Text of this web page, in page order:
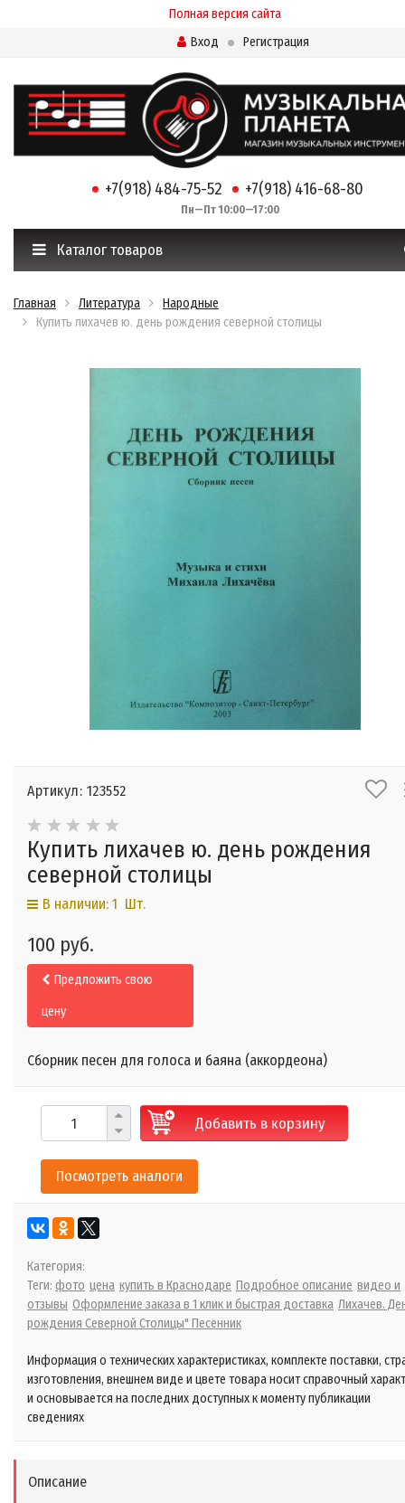
Полная версия сайта
Вход
Регистрация
+7(918) 484-75-52 +7(918) 416-68-80
Пн—Пт 10:00—17:00
Каталог товаров
Главная Литература
Народные
Купить лихачев ю. день рождения северной столицы
Артикул: 123552
Купить лихачев ю. день рождения
северной столицы
В наличии: 1 Шт.
100 руб.
Предложить свою
цену
Сборник песен для голоса и баяна (аккордеона)
Добавить в корзину
Посмотреть аналоги
Категория:
Теги: фото цена купить в Краснодаре Подробное описание видео и
отзывы Оформление заказа в 1 клик и быстрая доставка Лихачев.
рождения Северной Столицы" Песенник
Информация о технических характеристиках, комплекте поставки,
изготовления, внешнем виде и цвете товара носит справочный
и основывается на последних доступных к моменту публикации
сведениях
Описание